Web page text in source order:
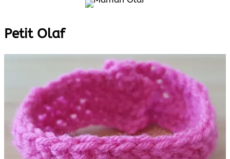
Petit Olaf